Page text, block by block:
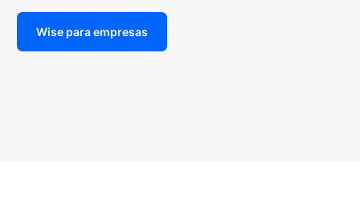
Wise para empresas